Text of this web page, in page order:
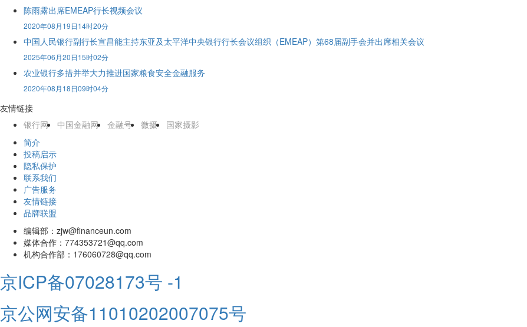
陈雨露出席EMEAP行长视频会议
2020年08月19日14时20分
中国人民银行副行长宣昌能主持东亚及太平洋中央银行行长会议组织（EMEAP）第68届副手会并出席相关会议
2025年06月20日15时02分
农业银行多措并举大力推进国家粮食安全金融服务
2020年08月18日09时04分
友情链接
银行网
中国金融网 金融号 微摄
国家摄影
简介
投稿启示
隐私保护
联系我们
广告服务
友情链接
品牌联盟
编辑部：zjw@financeun.com
媒体合作：774353721@qq.com
机构合作部：176060728@qq.com
京ICP备07028173号 -1
京公网安备11010202007075号